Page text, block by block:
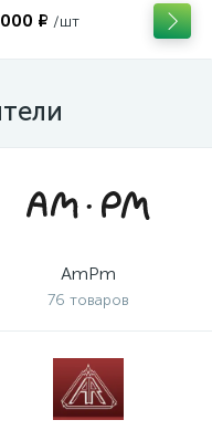
«Facade weather-
₽ /шт
AmPm
76 товаров